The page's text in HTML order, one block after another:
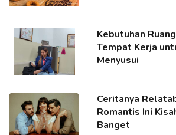
Kebutuhan
Tempat Kerja
Menyusui
Ceritanya
Romantis Ini
Banget